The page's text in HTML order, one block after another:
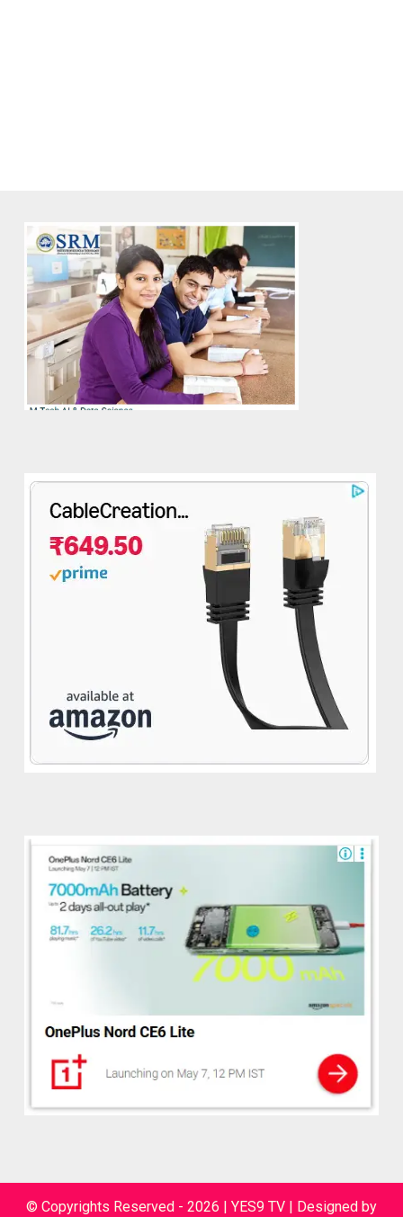
© Copyrights Reserved - 2026 | YES9 TV Designed by